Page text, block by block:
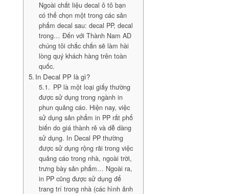
Ngoài chất liệu decal ô tô bạn
có thể chọn một trong các sản
phẩm decal sau: decal PP, decal
trong… Đến với Thành Nam AD
chúng tôi chắc chắn sẽ làm hài
lòng quý khách hàng trên toàn
quốc.
In Decal PP là gì?
PP là một loại giấy thường
được sử dụng trong ngành in
phun quảng cáo. Hiện nay, việc
sử dụng sản phẩm in PP rất phổ
biến do giá thành rẻ và dễ dàng
sử dụng. In Decal PP thường
được sử dụng rộng rãi trong việc
quảng cáo trong nhà, ngoài trời,
trưng bày sản phẩm… Ngoài ra,
in PP cũng được sử dụng để
trang trí trong nhà (các hình ảnh